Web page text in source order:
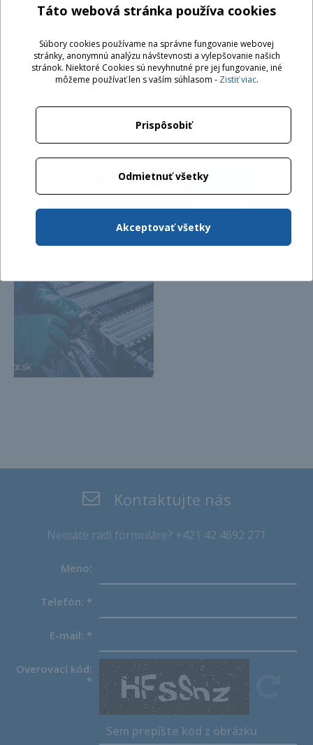
aerodynamický odpor).
Prečítajte si aj článok o jazdení s elektromobilom
v zimných podmienkach. Dozviete sa v ňom viaceré
užitočné rady, ktoré vám pomôžu minimalizovať
potrebu servisu vášho elektrovozidla.
Jazda s elektromobilom v zime
Kontaktujte nás
Nemáte radi formuláre? +421 42 4692 271
Meno:
Telefón: *
E-mail: *
Overovací kód:
*
Táto webová stránka používa cookies
Súbory cookies používame na správne fungovanie webovej
stránky, anonymnú analýzu návštevnosti a vylepšovanie našich
stránok. Niektoré Cookies sú nevyhnutné pre jej fungovanie, iné
môžeme používať len s vaším súhlasom - Zistiť viac.
Prispôsobiť
Odmietnuť všetky
Akceptovať všetky